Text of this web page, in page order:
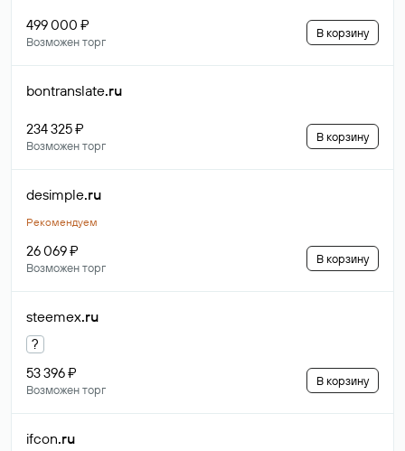
499 000 ₽
Возможен торг
В корзину
bontranslate.ru
234 325 ₽
Возможен торг
В корзину
desimple.ru
Рекомендуем
26 069 ₽
Возможен торг
В корзину
steemex.ru
?
53 396 ₽
Возможен торг
В корзину
ifcon.ru